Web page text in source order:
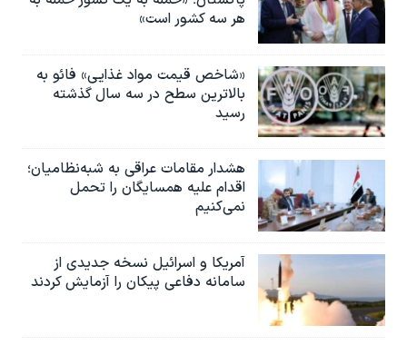
هر سه کشور است»
«شاخص قیمت مواد غذایی» فائو به
بالاترین سطح در سه سال گذشته
رسید
هشدار مقامات عراقی به شبه‌نظامیان؛
اقدام علیه همسایگان را تحمل
نمی‌کنیم
آمریکا و اسرائیل نسخه جدیدی از
سامانه دفاعی پیکان را آزمایش کردند